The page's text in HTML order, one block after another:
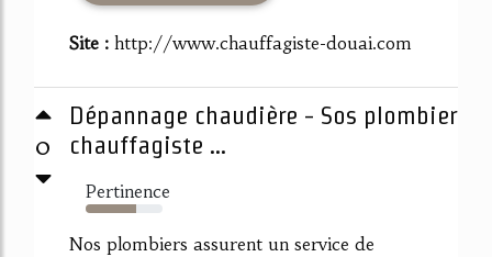
Site : http://www.chauffagiste-douai.com
0
Dépannage chaudière - Sos plombier
chauffagiste ...
Pertinence
66%
Nos plombiers assurent un service de